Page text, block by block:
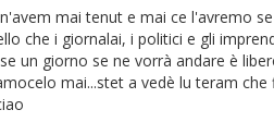
mai tenut e mai ce l'avremo
che i giornalai, i politici e gli
un giorno se ne vorrà andare è
mai...stet a vedè lu teram